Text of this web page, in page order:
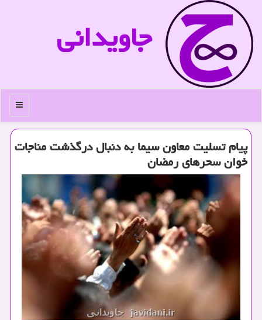
جاویدانی
منو
پیام تسلیت معاون سیما به دنبال درگذشت مناجات
خوان سحرهای رمضان